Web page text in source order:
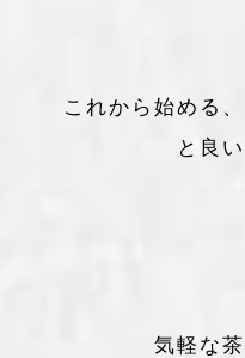
これから始める
と良
気軽な